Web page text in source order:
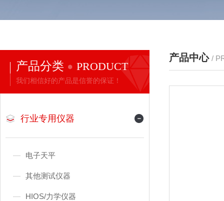
产品分类 PRODUCT
我们相信好的产品是信誉的保证！
行业专用仪器
电子天平
其他测试仪器
HIOS/力学仪器
产品中心 /